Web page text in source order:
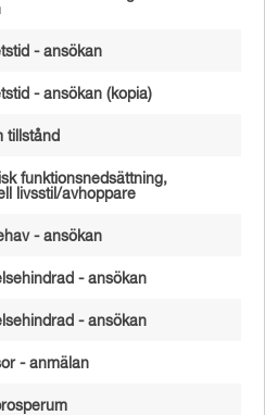
- ansökan
- ansökan (kopia)
tillstånd
funktionsnedsättning,
livsstil/avhoppare
- ansökan
- ansökan
- ansökan
- anmälan